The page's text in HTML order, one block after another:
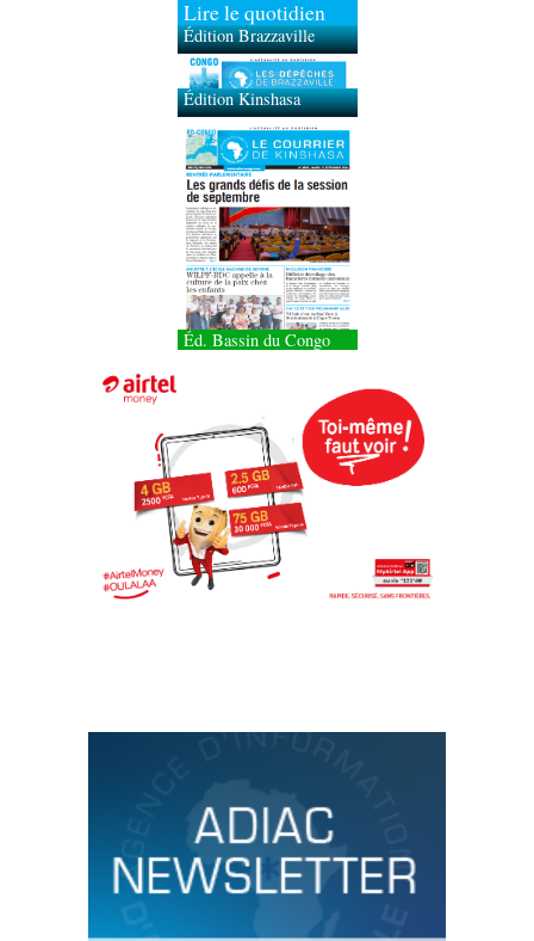
Lire le quotidien
Édition Brazzaville
Édition Kinshasa
Éd. Bassin du Congo